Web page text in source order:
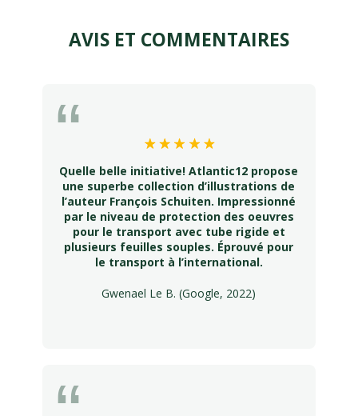
AVIS ET COMMENTAIRES
Quelle belle initiative! Atlantic12 propose
une superbe collection d’illustrations de
l’auteur François Schuiten. Impressionné
par le niveau de protection des oeuvres
pour le transport avec tube rigide et
plusieurs feuilles souples. Éprouvé pour
le transport à l’international.
Gwenael Le B. (Google, 2022)